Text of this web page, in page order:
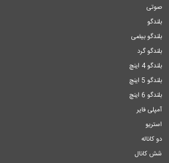
صوتی
بلندگو
بلندگو بیضی
بلندگو گرد
بلندگو 4 اینچ
بلندگو 5 اینچ
بلندگو 6 اینچ
آمپلی فایر
استریو
دو کاناله
شش کانال